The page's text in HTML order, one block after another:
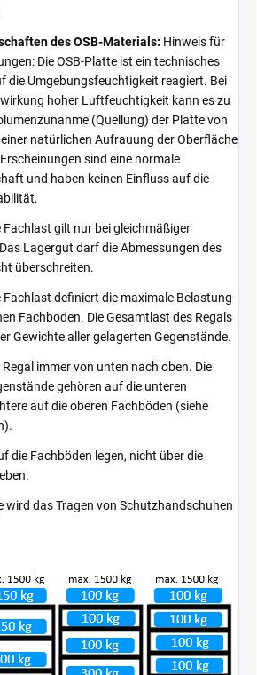
des OSB-Materials: Hinweis für
Die OSB-Platte ist ein technisches
die Umgebungsfeuchtigkeit reagiert. Bei
hoher Luftfeuchtigkeit kann es zu
(Quellung) der Platte von
einer natürlichen Aufrauung der Oberfläche
sind eine normale
und haben keinen Einfluss auf die
Fachlast gilt nur bei gleichmäßiger
Lagergut darf die Abmessungen des
überschreiten.
Fachlast definiert die maximale Belastung
Fachboden. Die Gesamtlast des Regals
Gewichte aller gelagerten Gegenstände.
Regal immer von unten nach oben. Die
gehören auf die unteren
auf die oberen Fachböden (siehe
die Fachböden legen, nicht über die
wird das Tragen von Schutzhandschuhen